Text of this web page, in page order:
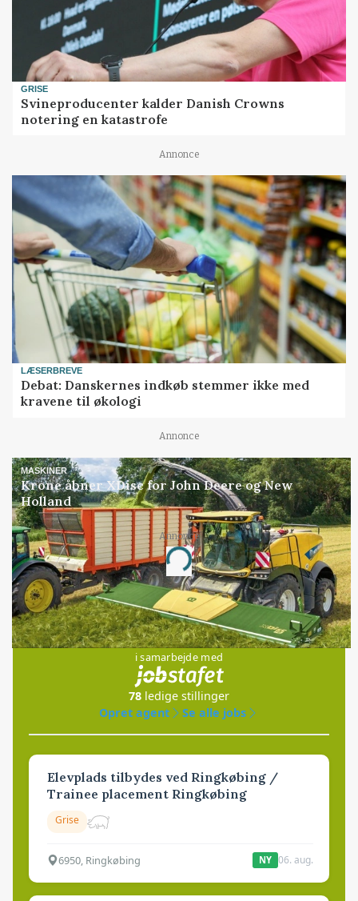
GRISE
Svineproducenter kalder Danish Crowns
notering en katastrofe
Annonce
LÆSERBREVE
Debat: Danskernes indkøb stemmer ikke med
kravene til økologi
Annonce
MASKINER
Krone åbner XDisc for John Deere og New
Holland
Annonce
Loading...
Jobs
i samarbejde med
78 ledige stillinger
Opret agent
Se alle jobs
Elevplads tilbydes ved Ringkøbing /
Trainee placement Ringkøbing
Grise
6950, Ringkøbing NY 06. aug.